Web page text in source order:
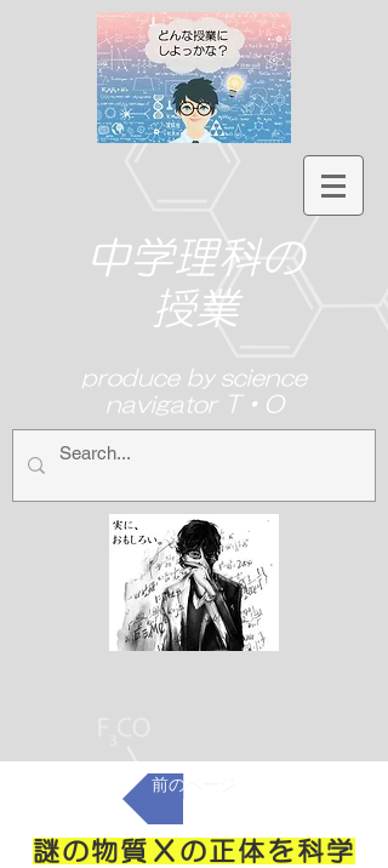
中学理科の
授業
produce by science
navigator T・O
前のページ
謎の物質Ｘの正体を科学